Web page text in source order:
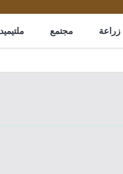
زراعة مجتمع